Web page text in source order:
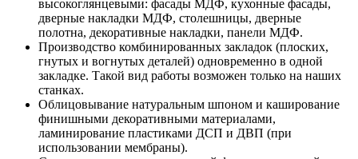
высокоглянцевыми: фасады МДФ, кухонные фасады,
дверные накладки МДФ, столешницы, дверные
полотна, декоративные накладки, панели МДФ.
Производство комбинированных закладок (плоских,
гнутых и вогнутых деталей) одновременно в одной
закладке. Такой вид работы возможен только на наших
станках.
Облицовывание натуральным шпоном и каширование
финишными декоративными материалами,
ламинирование пластиками ДСП и ДВП (при
использовании мембраны).